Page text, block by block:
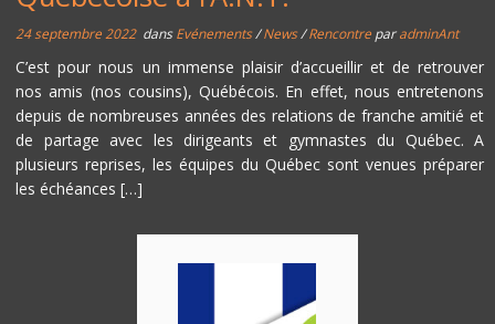
24 septembre 2022dansEvénements/News/Rencontre paradminAnt
C’est pour nous un immense plaisir d’accueillir et de retrouver
nos amis (nos cousins), Québécois. En effet, nous entretenons
depuis de nombreuses années des relations de franche amitié et
de partage avec les dirigeants et gymnastes du Québec. A
plusieurs reprises, les équipes du Québec sont venues préparer
les échéances […]